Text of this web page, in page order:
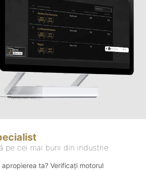
pe cei mai buni din industrie
ta? Verificați motorul